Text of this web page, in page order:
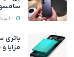
باتری
مزایا